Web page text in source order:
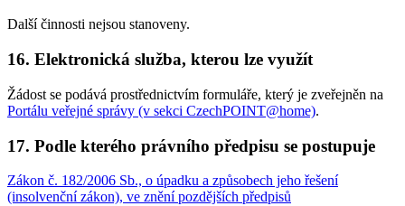
Další činnosti nejsou stanoveny.
16. Elektronická služba, kterou lze využít
Žádost se podává prostřednictvím formuláře, který je zveřejněn na
Portálu veřejné správy (v sekci CzechPOINT@home).
17. Podle kterého právního předpisu se postupuje
Zákon č. 182/2006 Sb., o úpadku a způsobech jeho řešení
(insolvenční zákon), ve znění pozdějších předpisů